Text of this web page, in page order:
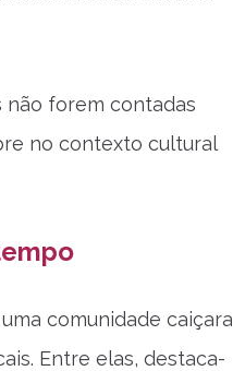
não forem contadas
no contexto cultural
comunidade caiçara
Entre elas, destaca-